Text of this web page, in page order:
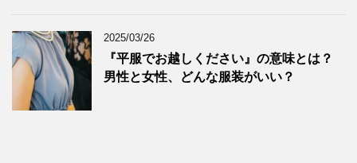
2025/03/26
『平服でお越しください』の意味とは？
男性と女性、どんな服装がいい？